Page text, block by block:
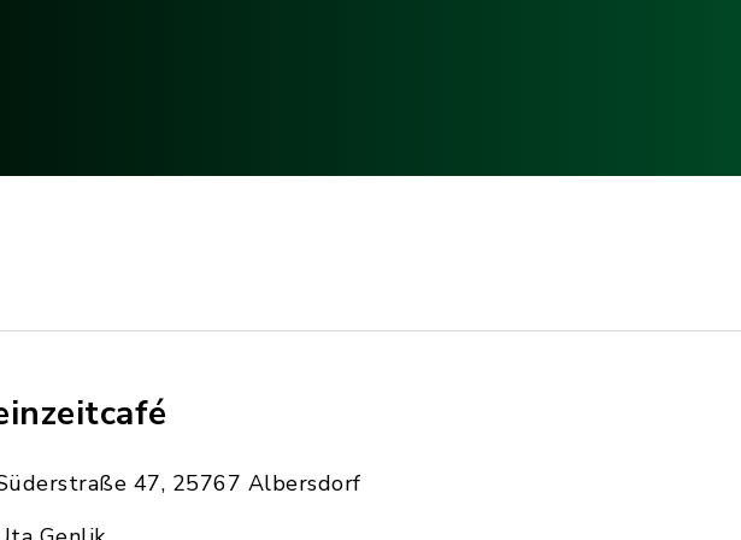
47, 25767 Albersdorf